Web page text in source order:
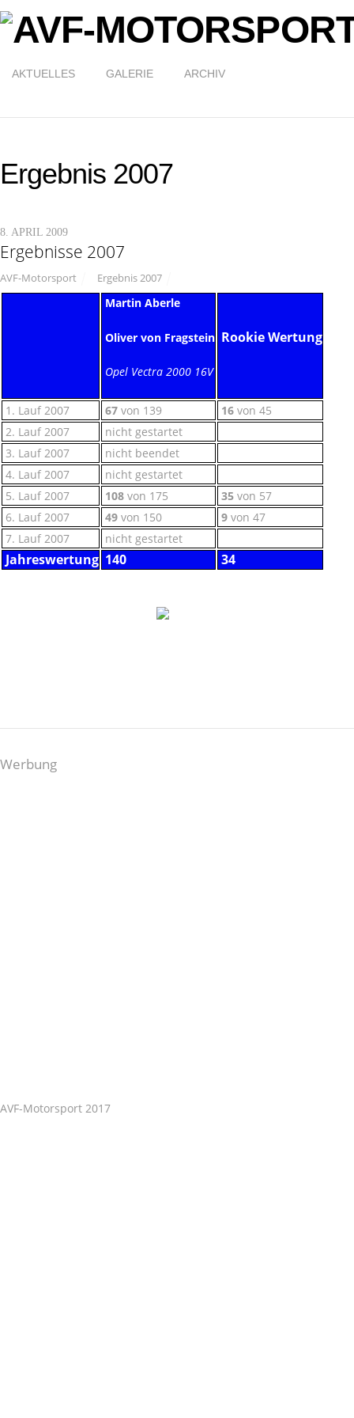
AKTUELLES GALERIE ARCHIV
Ergebnis 2007
8. APRIL 2009
Ergebnisse 2007
AVF-Motorsport Ergebnis 2007
Martin Aberle
Oliver von Fragstein
Opel Vectra 2000 16V
Rookie Wertung
1. Lauf 2007 67 von 139 16 von 45
2. Lauf 2007
nicht gestartet
3. Lauf 2007
nicht beendet
4. Lauf 2007
nicht gestartet
5. Lauf 2007
108 von 175 35 von 57
6. Lauf 2007
49 von 150 9 von 47
7. Lauf 2007
nicht gestartet
Jahreswertung 140 34
Werbung
AVF-Motorsport 2017